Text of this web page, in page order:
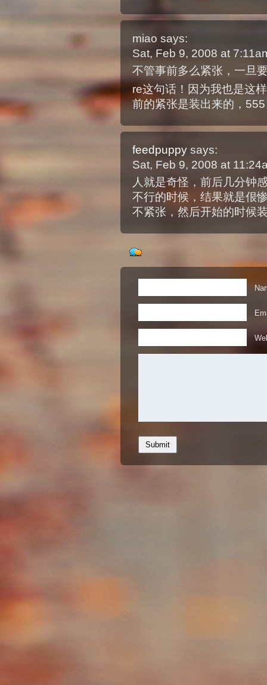
miao says:
Sat, Feb 9, 2008 at
不管事前多么紧张，一旦
re这句话！因为我也是这
前的紧张是装出来的，555
feedpuppy says:
Sat, Feb 9, 2008 at
人就是奇怪，前后几分钟
不行的时候，结果就是佷
不紧张，然后开始的时候